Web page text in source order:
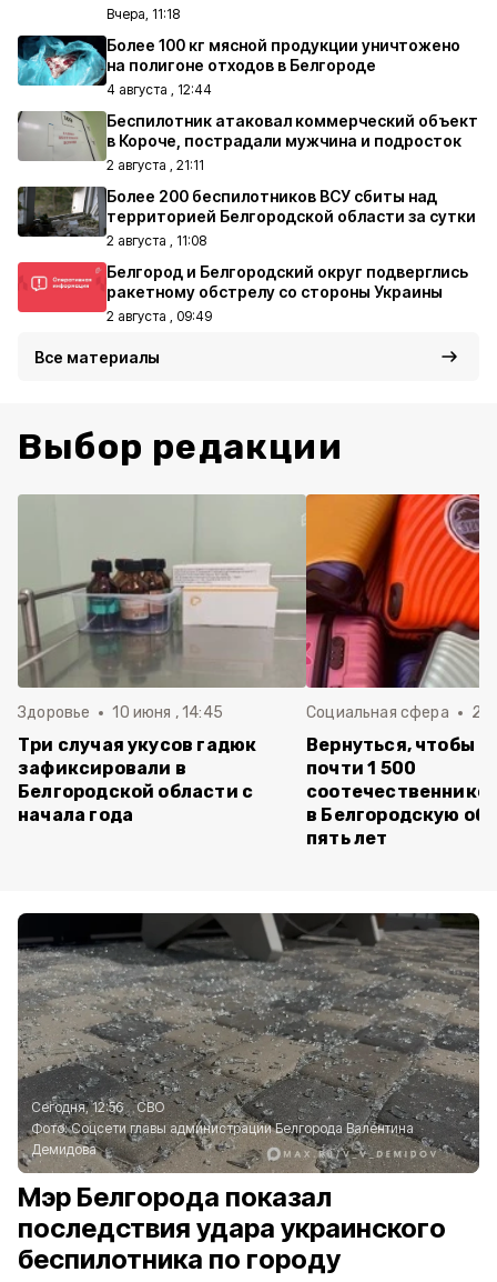
Вчера, 11:18
Более 100 кг мясной продукции уничтожено
на полигоне отходов в Белгороде
4 августа , 12:44
Беспилотник атаковал коммерческий объект
в Короче, пострадали мужчина и подросток
2 августа , 21:11
Более 200 беспилотников ВСУ сбиты над
территорией Белгородской области за сутки
2 августа , 11:08
Белгород и Белгородский округ подверглись
ракетному обстрелу со стороны Украины
2 августа , 09:49
Все материалы
Выбор редакции
Здоровье 10 июня , 14:45
Три случая укусов гадюк
зафиксировали в
Белгородской области с
начала года
Социальная сфера 20
Вернуться, чтобы
почти 1 500
в Белгородскую
пять лет
Сегодня, 12:56
СВО
Фото:Соцсети главы администрации Белгорода Валентина
Демидова
Мэр Белгорода показал
последствия удара украинского
беспилотника по городу